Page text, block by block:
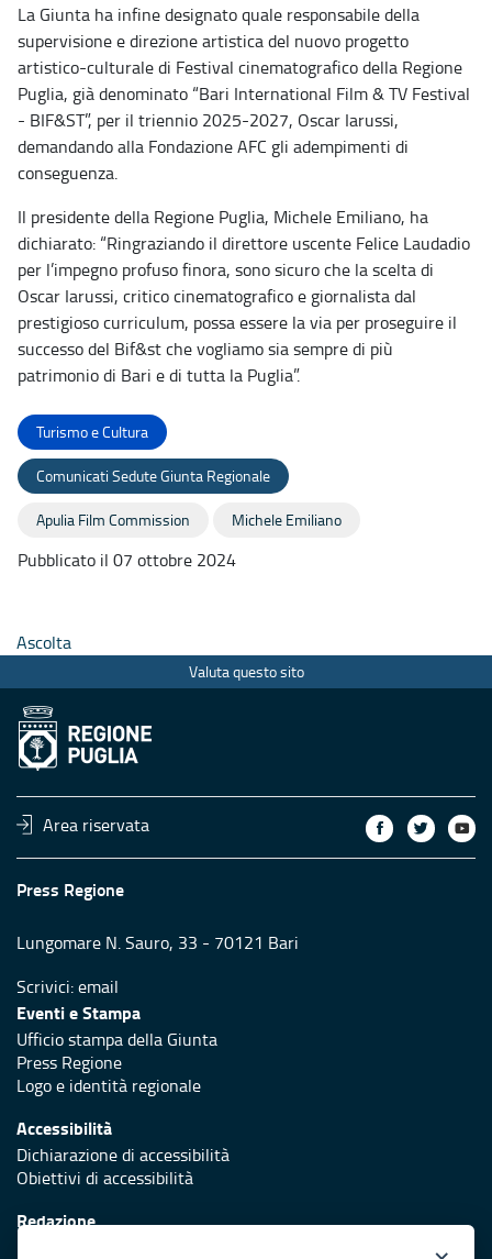
La Giunta ha infine designato quale responsabile della
supervisione e direzione artisticadel nuovo progetto
artistico-culturale di Festival cinematografico della Regione
Puglia, già denominato “Bari International Film & TV Festival
- BIF&ST”, per il triennio 2025-2027, Oscar Iarussi,
demandando alla Fondazione AFC gli adempimenti di
conseguenza.
Il presidente della Regione Puglia, Michele Emiliano, ha
dichiarato: “Ringraziando il direttore uscente Felice Laudadio
per l’impegno profuso finora, sono sicuro che la scelta di
Oscar Iarussi, critico cinematografico e giornalista dal
prestigioso curriculum, possa essere la via per proseguire il
successo del Bif&st che vogliamo sia sempre di più
patrimonio di Bari e di tutta la Puglia”.
Turismo e Cultura
Comunicati Sedute Giunta Regionale
Apulia Film Commission Michele Emiliano
Pubblicato il 07 ottobre 2024
Ascolta
Valuta questo sito
Area riservata
Press Regione
Lungomare N. Sauro, 33 - 70121 Bari
Scrivici:email
Eventi e Stampa
Ufficio stampa della Giunta
Press Regione
Logo e identità regionale
Accessibilità
Dichiarazione di accessibilità
Obiettivi di accessibilità
Redazione